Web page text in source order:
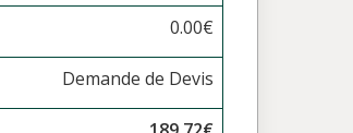
0.00€
Demande de Devis